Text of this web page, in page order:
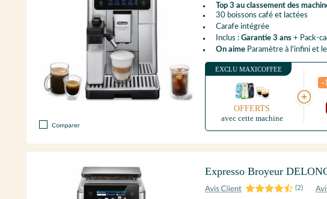
Top 3 au classement des
30 boissons café et lactées
Carafe intégrée
Inclus : Garantie 3 ans+ Pack-
On aimeParamètre à l'infini et
EXCLU MAXICOFFEE
OFFERTS
avec cette machine
-
Expresso Broyeur
(2)